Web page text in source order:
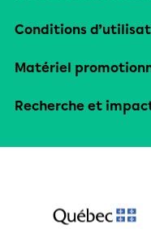
Conditions
Matériel
Recherche et